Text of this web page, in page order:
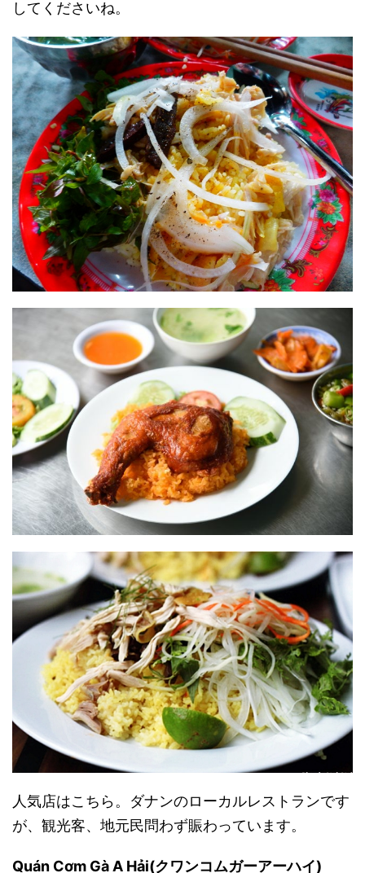
してくださいね。
人気店はこちら。ダナンのローカルレストランです
が、観光客、地元民問わず賑わっています。
Quán Cơm Gà A Hải(クワンコムガーアーハイ)